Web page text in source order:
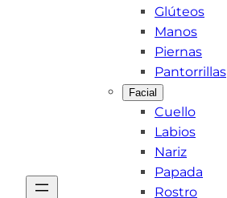
Glúteos
Manos
Piernas
Pantorrillas
Facial
Cuello
Labios
Nariz
Papada
Rostro